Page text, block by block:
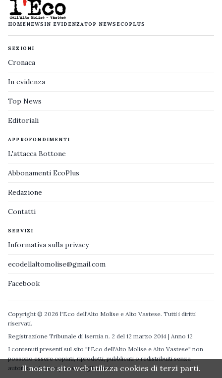
HOMENEWS IN EVIDENZATOP NEWS ECOPLUS
SEZIONI
Cronaca
In evidenza
Top News
Editoriali
APPROFONDIMENTI
L'attacca Bottone
Abbonamenti EcoPlus
Redazione
Contatti
SERVIZI
Informativa sulla privacy
ecodellaltomolise@gmail.com
Facebook
Copyright © 2026 l'Eco dell'Alto Molise e Alto Vastese. Tutti i diritti
riservati.
Registrazione Tribunale di Isernia n. 2 del 12 marzo 2014 | Anno 12
I contenuti presenti sul sito "l'Eco dell'Alto Molise e Alto Vastese" non
possono essere copiati, riprodotti, pubblicati o redistribuiti senza
autorizzazione espressa degli autori.
Il nostro sito web utilizza cookies di terzi parti.